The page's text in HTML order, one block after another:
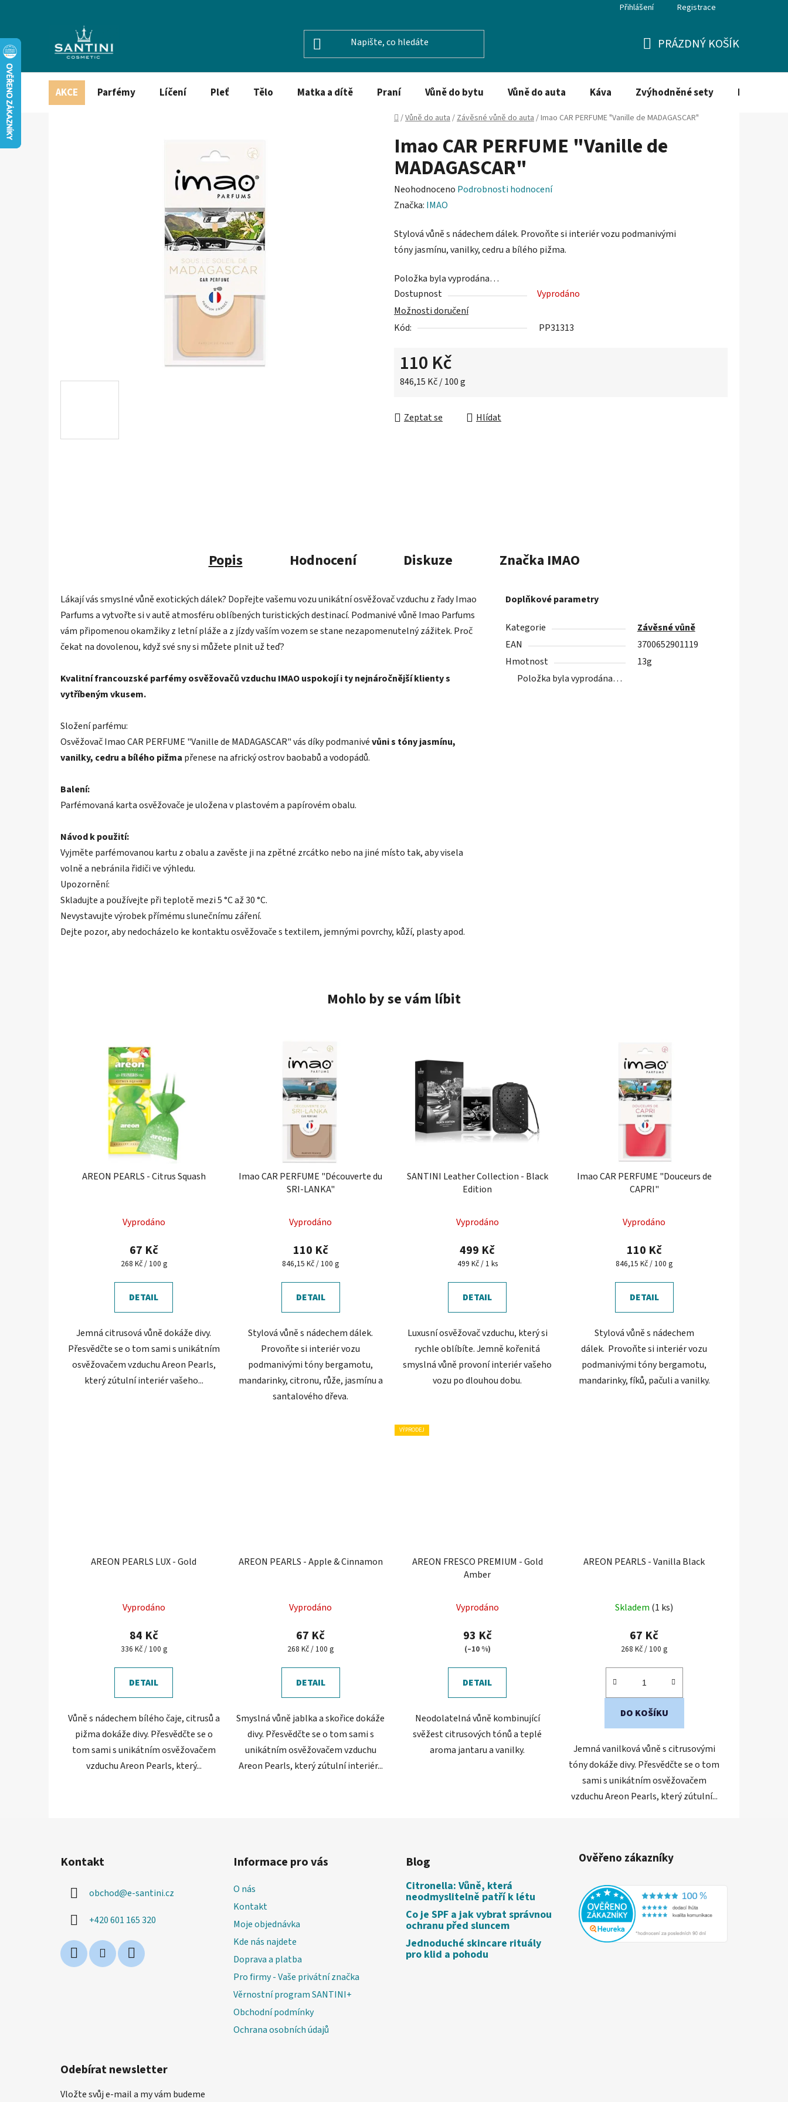
Přihlášení Registrace
KOŠÍK
PRÁZDNÝ KOŠÍK
AKCE Parfémy Líčení Pleť Tělo Matka a dítě Praní Vůně do bytu Vůně do auta Káva Zvýhodněné sety Dezinfekce
Domů
/Vůně do auta/Závěsné vůně do auta/Imao CAR PERFUME "Vanille de MADAGASCAR"
Imao CAR PERFUME "Vanille de
MADAGASCAR"
Průměrné
hodnocení
je
0,0
5
hvězdiček.
Neohodnoceno Podrobnosti hodnocení
Značka: IMAO
Stylová vůně s nádechem dálek. Provoňte si interiér vozu podmanivými
tóny jasmínu, vanilky, cedru a bílého pižma.
Položka byla vyprodána…
Dostupnost
Vyprodáno
Možnosti doručení
Kód:
PP31313
110 Kč
Měrná cena:
846,15 Kč / 100 g
Zeptat se Hlídat
Popis Hodnocení Diskuze Značka IMAO
Lákají vás smyslné vůně exotických dálek? Dopřejte vašemu vozu unikátní osvěžovač vzduchu z řady Imao
Parfums a vytvořte si v autě atmosféru oblíbených turistických destinací. Podmanivé vůně Imao Parfums
vám připomenou okamžiky z letní pláže a z jízdy vaším vozem se stane nezapomenutelný zážitek. Proč
čekat na dovolenou, když své sny si můžete plnit už teď?
Kvalitní francouzské parfémy osvěžovačů vzduchu IMAO uspokojí i ty nejnáročnější klienty s
vytříbeným vkusem.
Složení parfému:
Osvěžovač Imao CAR PERFUME "Vanille de MADAGASCAR" vás díky podmanivévůni s tóny jasmínu,
vanilky, cedru a bílého pižma přenese na africký ostrov baobabů a vodopádů.
Balení:
Parfémovaná karta osvěžovače je uložena v plastovém a papírovém obalu.
Návod k použití:
Vyjměte parfémovanou kartu z obalu a zavěste ji na zpětné zrcátko nebo na jiné místo tak, aby visela
volně a nebránila řidiči ve výhledu.
Upozornění:
Skladujte a používejte při teplotě mezi 5 °C až 30 °C.
Nevystavujte výrobek přímému slunečnímu záření.
Dejte pozor, aby nedocházelo ke kontaktu osvěžovače s textilem, jemnými povrchy, kůží, plasty apod.
Doplňkové parametry
Kategorie
Závěsné vůně
EAN
3700652901119
Hmotnost
13g
Položka byla vyprodána…
Mohlo by se vám líbit
AREON PEARLS - Citrus Squash
hodnocení
produktu
je
z
Vyprodáno
67 Kč
Měrná
268 Kč / 100 g
DETAIL
Jemná citrusová vůně dokáže divy.
Přesvědčte se o tom sami s unikátním
osvěžovačem vzduchu Areon Pearls,
který zútulní interiér vašeho...
Imao CAR PERFUME "Découverte du
SRI-LANKA"
Vyprodáno
110 Kč
Měrná
846,15 Kč / 100 g
DETAIL
Stylová vůně s nádechem dálek.
Provoňte si interiér vozu
podmanivými tóny bergamotu,
mandarinky, citronu, růže, jasmínu a
santalového dřeva.
SANTINI Leather Collection - Black
Edition
hodnocení
produktu
je
z
Vyprodáno
499 Kč
Měrná
499 Kč / 1 ks
DETAIL
Luxusní osvěžovač vzduchu, který si
rychle oblíbíte. Jemně kořenitá
smyslná vůně provoní interiér vašeho
vozu po dlouhou dobu.
Imao CAR PERFUME "Douceurs de
CAPRI"
Vyprodáno
110 Kč
Měrná
846,15 Kč / 100 g
DETAIL
Stylová vůně s nádechem
dálek. Provoňte si interiér vozu
podmanivými tóny bergamotu,
mandarinky, fíků, pačuli a vanilky.
AREON PEARLS LUX - Gold
Vyprodáno
84 Kč
Měrná
336 Kč / 100 g
DETAIL
Vůně s nádechem bílého čaje, citrusů a
pižma dokáže divy. Přesvědčte se o
tom sami s unikátním osvěžovačem
vzduchu Areon Pearls, který...
AREON PEARLS - Apple & Cinnamon
Vyprodáno
67 Kč
Měrná
268 Kč / 100 g
DETAIL
Smyslná vůně jablka a skořice dokáže
divy. Přesvědčte se o tom sami s
unikátním osvěžovačem vzduchu
Areon Pearls, který zútulní interiér...
VÝPRODEJ
AREON FRESCO PREMIUM - Gold
Amber
Vyprodáno
93 Kč
(–10 %)
DETAIL
Neodolatelná vůně kombinující
svěžest citrusových tónů a teplé
aroma jantaru a vanilky.
AREON PEARLS - Vanilla Black
Skladem (1 ks)
67 Kč
Měrná
268 Kč / 100 g
DO KOŠÍKU
Jemná vanilková vůně s citrusovými
tóny dokáže divy. Přesvědčte se o tom
sami s unikátním osvěžovačem
vzduchu Areon Pearls, který zútulní...
Kontakt
obchod@e-santini.cz
+420 601 165 320
Informace pro vás
O nás
Kontakt
Moje objednávka
Kde nás najdete
Doprava a platba
Pro firmy - Vaše privátní značka
Věrnostní program SANTINI+
Obchodní podmínky
Ochrana osobních údajů
Blog
Citronella: Vůně, která
neodmyslitelně patří k létu
Co je SPF a jak vybrat správnou
ochranu před sluncem
Jednoduché skincare rituály
pro klid a pohodu
Ověřeno zákazníky
Odebírat newsletter
Vložte svůj e-mail a my vám budeme